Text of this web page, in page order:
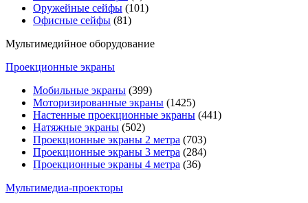
Оружейные сейфы (101)
Офисные сейфы (81)
Мультимедийное оборудование
Проекционные экраны
Мобильные экраны (399)
Моторизированные экраны (1425)
Настенные проекционные экраны (441)
Натяжные экраны (502)
Проекционные экраны 2 метра (703)
Проекционные экраны 3 метра (284)
Проекционные экраны 4 метра (36)
Мультимедиa-проекторы